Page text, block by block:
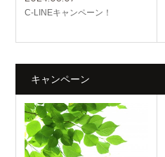
C-LINEキャンペーン！
キャンペーン